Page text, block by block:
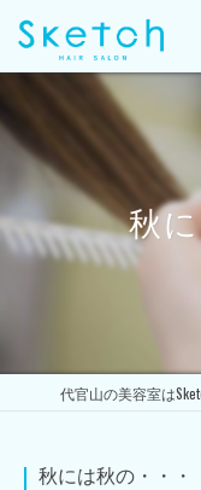
秋
代官山の美容室は
秋には秋の・・・